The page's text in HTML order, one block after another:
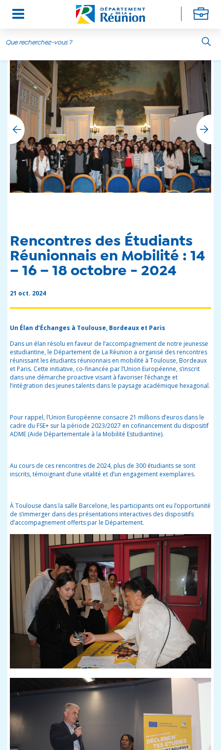
Aller au contenu principal
Rencontres des Étudiants
Réunionnais en Mobilité : 14
– 16 – 18 octobre - 2024
21 oct. 2024
Un Élan d’Échanges à Toulouse, Bordeaux et Paris
Dans un élan résolu en faveur de l’accompagnement de notre jeunesse
estudiantine, le Département de La Réunion a organisé des rencontres
réunissant les étudiants réunionnais en mobilité à Toulouse, Bordeaux
et Paris. Cette initiative, co-financée par l’Union Européenne, s’inscrit
dans une démarche proactive visant à favoriser l’échange et
l’intégration des jeunes talents dans le paysage académique hexagonal.
Pour rappel, l’Union Européenne consacre 21 millions d’euros dans le
cadre du FSE+ sur la période 2023/2027 en cofinancement du dispositif
ADME (Aide Départementale à la Mobilité Estudiantine).
Au cours de ces rencontres de 2024, plus de 300 étudiants se sont
inscrits, témoignant d’une vitalité et d’un engagement exemplaires.
À Toulouse dans la salle Barcelone, les participants ont eu l’opportunité
de s’immerger dans des présentations interactives des dispositifs
d’accompagnement offerts par le Département.